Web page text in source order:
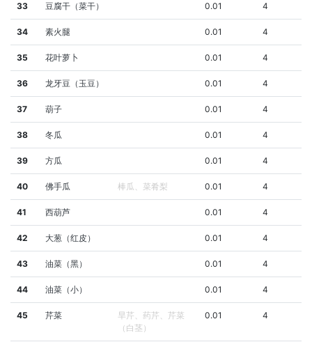
33 豆腐干（菜干） 0.01 4
34 素火腿 0.01 4
35 花叶萝卜 0.01 4
36 龙牙豆（玉豆） 0.01 4
37 葫子 0.01 4
38 冬瓜 0.01 4
39 方瓜 0.01 4
40 佛手瓜 棒瓜、菜肴梨 0.01 4
41 西葫芦 0.01 4
42 大葱（红皮） 0.01 4
43 油菜（黑） 0.01 4
44 油菜（小） 0.01 4
45 芹菜
旱芹、药芹、芹菜
（白茎）
0.01 4